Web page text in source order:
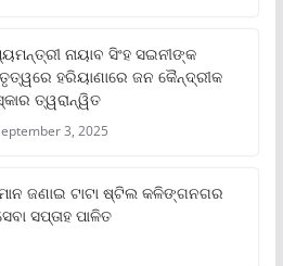
ନାୟାବ ସିଂହ ସଇନୀଙ୍କ
ହରିୟାଣାରେ ଜନ କୈନ୍ଦ୍ରୀକ
ତ୍ୱରାନ୍ୱିତ
3, 2025
ଜଣାଇ ଟାଟା ଷ୍ଟିଲ କଳିଙ୍ଗନଗର
ସପ୍ତାହ ପାଳିତ